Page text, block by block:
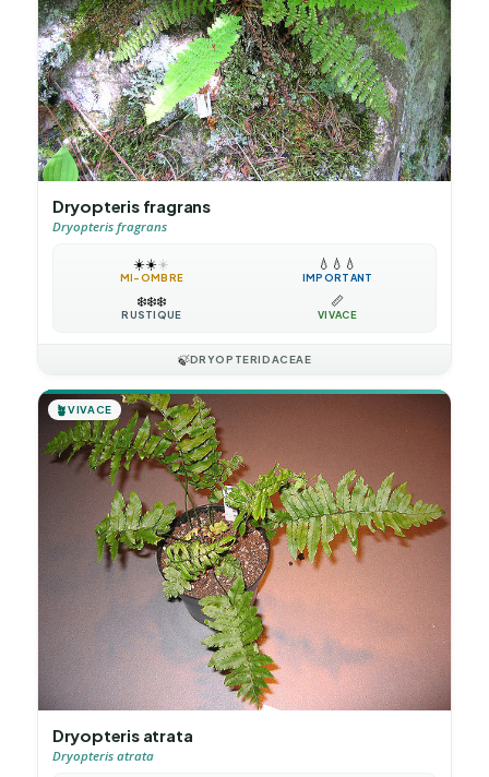
Dryopteris fragrans
Dryopteris fragrans
☀️☀️☀️
MI-OMBRE
💧 💧 💧
IMPORTANT
❄️❄️❄️
RUSTIQUE
📏
VIVACE
🍃DRYOPTERIDACEAE
🪴VIVACE
Dryopteris atrata
Dryopteris atrata